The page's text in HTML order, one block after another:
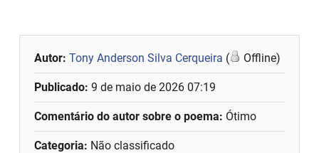
Autor:Tony Anderson Silva Cerqueira ( Offline)
Publicado:9 de maio de 2026 07:19
Comentário do autor sobre o poema: Ótimo
Categoria: Não classificado